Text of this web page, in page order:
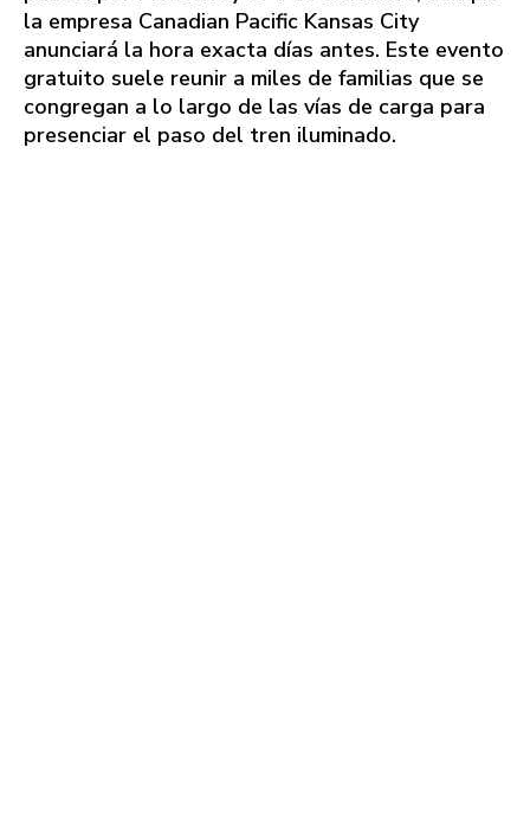
la empresa Canadian Pacific Kansas City
anunciará la hora exacta días antes. Este evento
gratuito suele reunir a miles de familias que se
congregan a lo largo de las vías de carga para
presenciar el paso del tren iluminado.